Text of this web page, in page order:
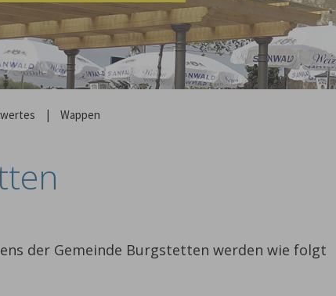
| Wappen
der Gemeinde Burgstetten werden wie folgt